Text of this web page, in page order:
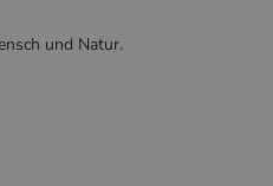
und Natur.